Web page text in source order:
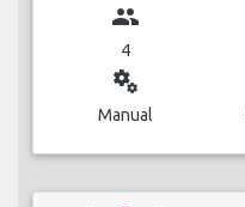
group
4
miscellaneous_services
Manual